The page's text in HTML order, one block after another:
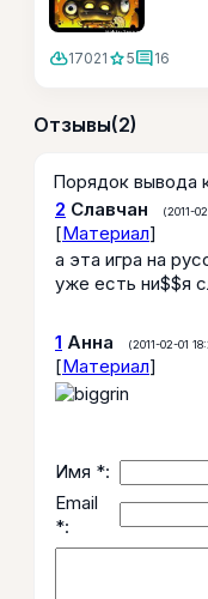
cloud_download17021 star5comment16
Отзывы(2)
Порядок вывода
2 Славчан (2011-
[Материал]
а эта игра на
уже есть ни$$я
1 Анна (2011-02-01
[Материал]
Имя *:
Email
*: